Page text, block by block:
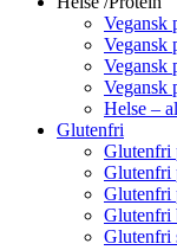
Vegansk
Vegansk
Vegansk
Vegansk
Helse –
Glutenfri
Glutenfri
Glutenfri
Glutenfri
Glutenfri
Glutenfri